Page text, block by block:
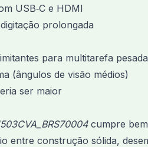
USB‑C e HDMI
prolongada
para multitarefa pesada
(ângulos de visão médios)
ser maior
cumpre
entre construção sólida,